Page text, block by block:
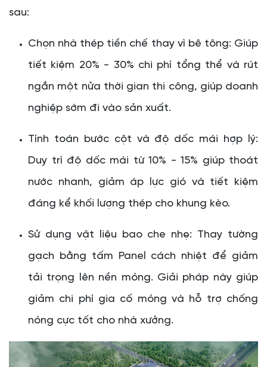
sau:
Chọn nhà thép tiền chế thay vì bê tông: Giúp
tiết kiệm 20% - 30% chi phí tổng thể và rút
ngắn một nửa thời gian thi công, giúp doanh
nghiệp sớm đi vào sản xuất.
Tính toán bước cột và độ dốc mái hợp lý:
Duy trì độ dốc mái từ 10% - 15% giúp thoát
nước nhanh, giảm áp lực gió và tiết kiệm
đáng kể khối lượng thép cho khung kèo.
Sử dụng vật liệu bao che nhẹ: Thay tường
gạch bằng tấm Panel cách nhiệt để giảm
tải trọng lên nền móng. Giải pháp này giúp
giảm chi phí gia cố móng và hỗ trợ chống
nóng cực tốt cho nhà xưởng.